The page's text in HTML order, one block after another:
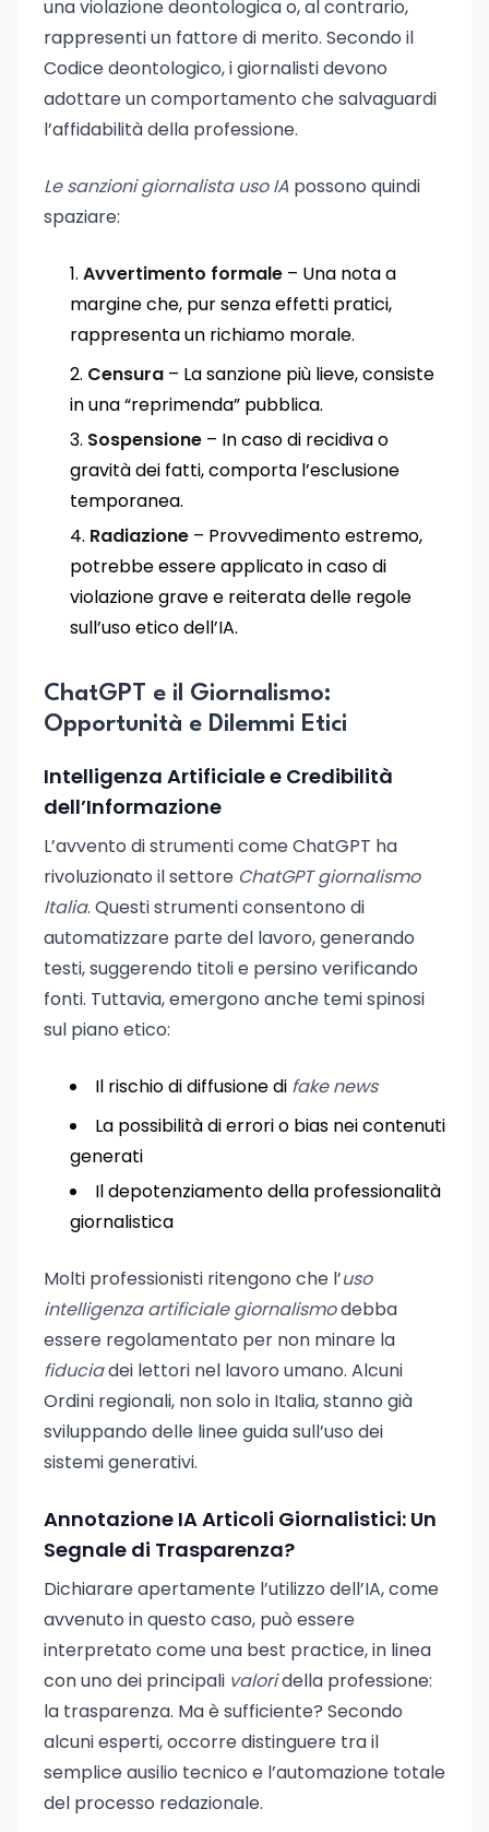
una violazione deontologica o, al contrario,
rappresenti un fattore di merito. Secondo il
Codice deontologico, i giornalisti devono
adottare un comportamento che salvaguardi
l’affidabilità della professione.
Le sanzioni giornalista uso IA possono quindi
spaziare:
Avvertimento formale – Una nota a
margine che, pur senza effetti pratici,
rappresenta un richiamo morale.
Censura – La sanzione più lieve, consiste
in una “reprimenda” pubblica.
Sospensione – In caso di recidiva o
gravità dei fatti, comporta l’esclusione
temporanea.
Radiazione – Provvedimento estremo,
potrebbe essere applicato in caso di
violazione grave e reiterata delle regole
sull’uso etico dell’IA.
ChatGPT e il Giornalismo:
Opportunità e Dilemmi Etici
Intelligenza Artificiale e Credibilità
dell’Informazione
L’avvento di strumenti come ChatGPT ha
rivoluzionato il settore ChatGPT giornalismo
Italia. Questi strumenti consentono di
automatizzare parte del lavoro, generando
testi, suggerendo titoli e persino verificando
fonti. Tuttavia, emergono anche temi spinosi
sul piano etico:
Il rischio di diffusione di fake news
La possibilità di errori o bias nei contenuti
generati
Il depotenziamento della professionalità
giornalistica
Molti professionisti ritengono che l’uso
intelligenza artificiale giornalismodebba
essere regolamentato per non minare la
fiduciadei lettori nel lavoro umano. Alcuni
Ordini regionali, non solo in Italia, stanno già
sviluppando delle linee guida sull’uso dei
sistemi generativi.
Annotazione IA Articoli Giornalistici: Un
Segnale di Trasparenza?
Dichiarare apertamente l’utilizzo dell’IA, come
avvenuto in questo caso, può essere
interpretato come una best practice, in linea
con uno dei principali valoridella professione:
la trasparenza. Ma è sufficiente? Secondo
alcuni esperti, occorre distinguere tra il
semplice ausilio tecnico e l’automazione totale
del processo redazionale.